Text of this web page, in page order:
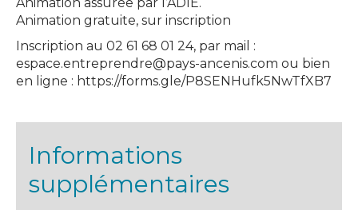
Animation gratuite, sur inscription
Inscription au 02 61 68 01 24, par mail :
espace.entreprendre@pays-ancenis.com ou bien
en ligne : https://forms.gle/P8SENHufk5NwTfXB7
Informations
supplémentaires